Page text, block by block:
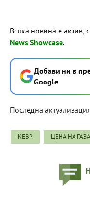
Всяка новина е актив,
News Showcase.
Добави ни в
Google
Последна
КЕВР ЦЕНА НА ГАЗА